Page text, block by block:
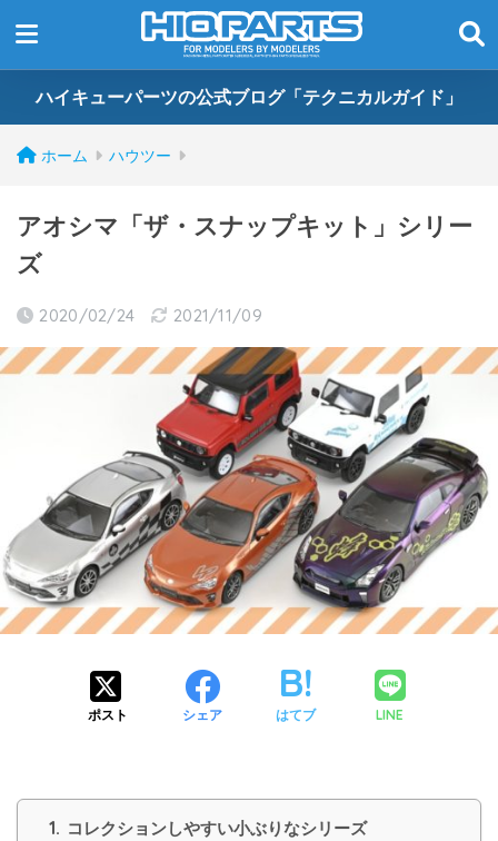
ハイキューパーツの公式ブログ「テクニカルガイド」
ホーム ハウツー
アオシマ「ザ・スナップキット」シリー
ズ
2020/02/24 2021/11/09
ポスト シェア はてブ LINE
1. コレクションしやすい小ぶりなシリーズ